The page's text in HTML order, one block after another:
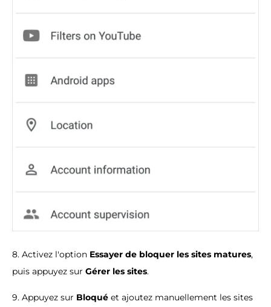
8. Activez l'option Essayer de bloquer les sites matures,
puis appuyez sur Gérer les sites.
9. Appuyez sur Bloqué et ajoutez manuellement les sites